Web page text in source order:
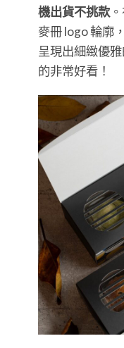
機出貨不挑款
麥冊 logo 輪廓
呈現出細緻優
的非常好看！